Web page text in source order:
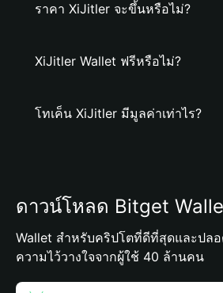
ราคา XiJitler จะขึ้นหรือไม่?
XiJitler Wallet ฟรีหรือไม่?
โทเค็น XiJitler มีมูลค่าเท่าไร?
ดาวน์โหลด Bitget
Wallet สำหรับคริปโตที่ดีที่สุดและปล
ความไว้วางใจจากผู้ใช้ 40 ล้านคน